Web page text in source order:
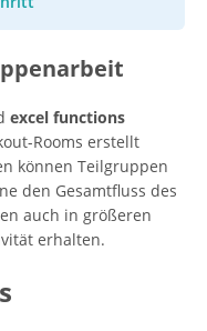
excel functions
Rooms erstellt
können Teilgruppen
den Gesamtfluss des
auch in größeren
erhalten.